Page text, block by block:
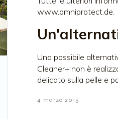
www.omniprotect.de.
Una possibile
Cleaner+ non è
delicato sulla pelle e
4 marzo 2015